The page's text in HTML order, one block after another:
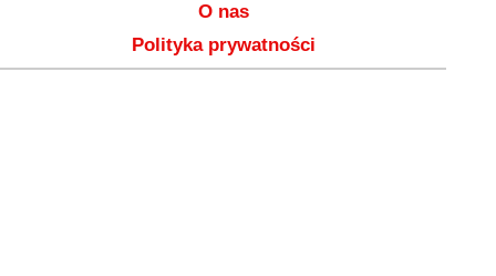
O nas
Polityka prywatności